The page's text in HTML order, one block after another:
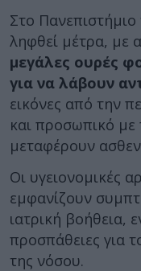
Στο
ληφθεί μέτρα, με
μεγάλες ουρές
για να λάβουν
εικόνες από την
και προσωπικό με
μεταφέρουν
Οι υγειονομικές
εμφανίζουν
ιατρική βοήθεια,
προσπάθειες για
της νόσου.